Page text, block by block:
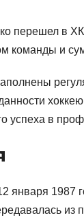
перешел в
команды и
успеха в
января 1987
из